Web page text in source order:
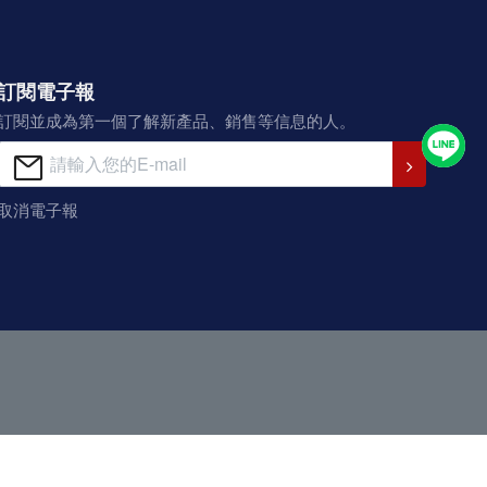
閱電子報
閱並成為第一個了解新產品、銷售等信息的人。
消電子報